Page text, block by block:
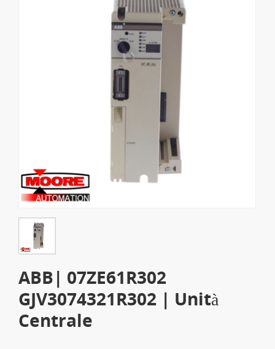
ABB| 07ZE61R302
GJV3074321R302 | Unità
Centrale